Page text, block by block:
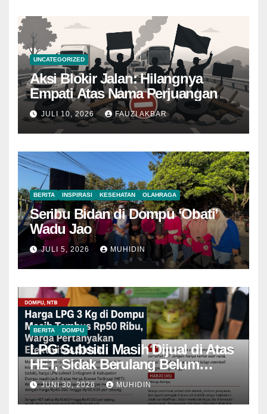
UNCATEGORIZED
Aksi Blokir Jalan: Hilangnya
Empati Atas Nama Perjuangan
JULI 10, 2026 FAUZI AKBAR
BERITA INSPIRASI KESEHATAN OLAHRAGA
Seribu Bidan di Dompu ‘Obati’
Wadu Jao
JULI 5, 2026 MUHIDIN
BERITA DOMPU
LPG Subsidi Masih Dijual di Atas
HET, Sidak Berulang Belum
Mampu Menekan Harga
JUNI 30, 2026 MUHIDIN